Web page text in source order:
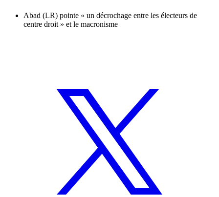
Abad (LR) pointe « un décrochage entre les électeurs de
centre droit » et le macronisme